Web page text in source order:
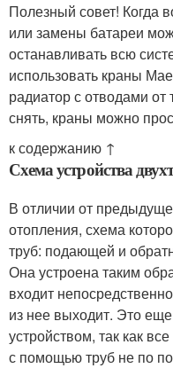
Полезный совет! Когда
или замены батареи
останавливать всю
использовать краны
радиатор с отводами
снять, краны можно
к содержанию ↑
Схема устройства
В отличии от
отопления, схема
труб: подающей и
Она устроена таким
входит
из нее выходит. Это
устройством, так как
с помощью труб не по